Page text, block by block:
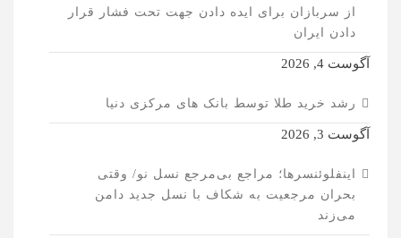
از سربازان برای ایده دادن جهت تحت فشار قرار
دادن ایران
آگوست 4, 2026
رشد خرید طلا توسط بانک های مرکزی دنیا
آگوست 3, 2026
اینفلوئنسرها؛ مراجع بی‌مرجع نسل نو/ وقتی
بحران مرجعیت به شکاف با نسل جدید دامن
می‌زند